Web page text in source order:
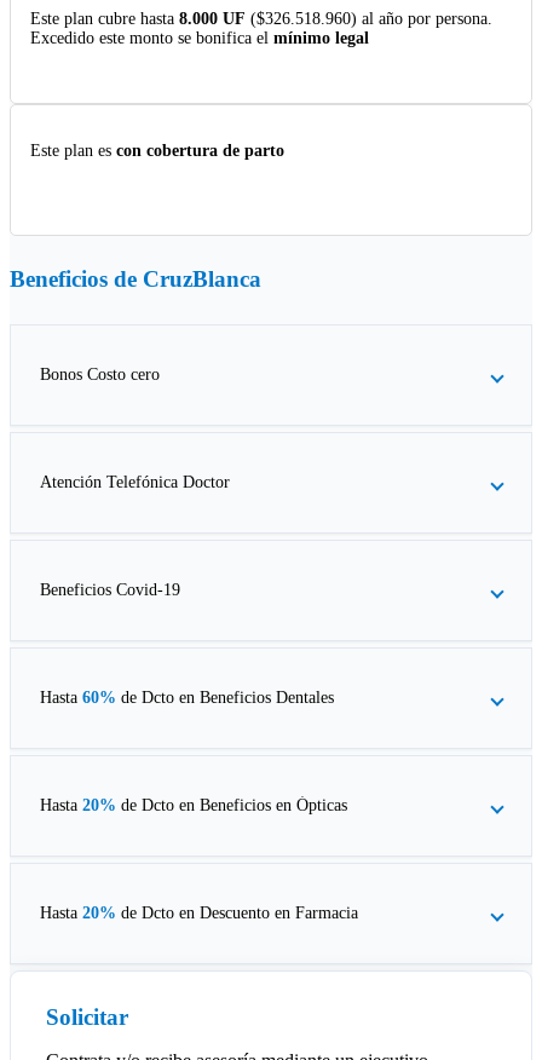
Este plan cubre hasta 8.000 UF ($326.518.960) al año por persona.
Excedido este monto se bonifica el mínimo legal
Este plan es con cobertura de parto
Beneficios de CruzBlanca
Bonos Costo cero
Atención Telefónica Doctor
Beneficios Covid-19
Hasta 60% de Dcto en Beneficios Dentales
Hasta 20% de Dcto en Beneficios en Ópticas
Hasta 20% de Dcto en Descuento en Farmacia
Solicitar